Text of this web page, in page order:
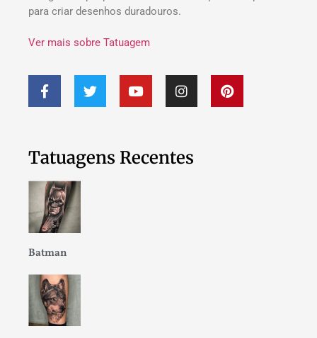
para criar desenhos duradouros.
Ver mais sobre Tatuagem
Tatuagens Recentes
Batman